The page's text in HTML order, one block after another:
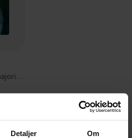
Detaljer Om